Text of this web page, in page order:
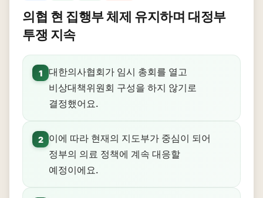
의협 현 집행부 체제 유지하며 대정부
투쟁 지속
1
대한의사협회가 임시 총회를 열고
비상대책위원회 구성을 하지 않기로
결정했어요.
2
이에 따라 현재의 지도부가 중심이 되어
정부의 의료 정책에 계속 대응할
예정이에요.